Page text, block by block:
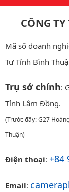
CÔNG
Mã số doanh
Tư Tỉnh Bình
Trụ sở chính:
Tỉnh Lâm Đồng.
(Trước đây: G27
Thuận)
Điện thoại: +84
Email: